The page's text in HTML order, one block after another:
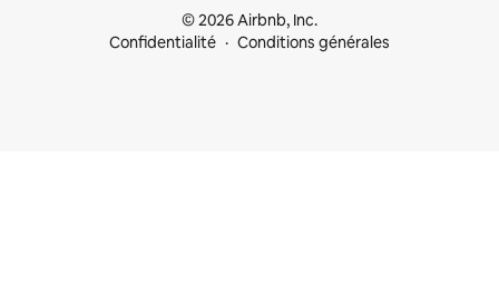
© 2026 Airbnb, Inc.
Confidentialité
Conditions générales